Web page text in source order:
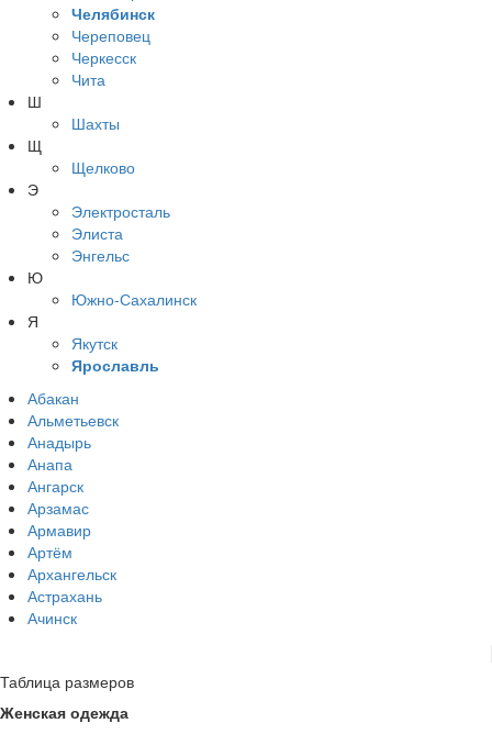
Челябинск
Череповец
Черкесск
Чита
Ш
Шахты
Щ
Щелково
Э
Электросталь
Элиста
Энгельс
Ю
Южно-Сахалинск
Я
Якутск
Ярославль
Абакан
Альметьевск
Анадырь
Анапа
Ангарск
Арзамас
Армавир
Артём
Архангельск
Астрахань
Ачинск
Таблица размеров
Женская одежда